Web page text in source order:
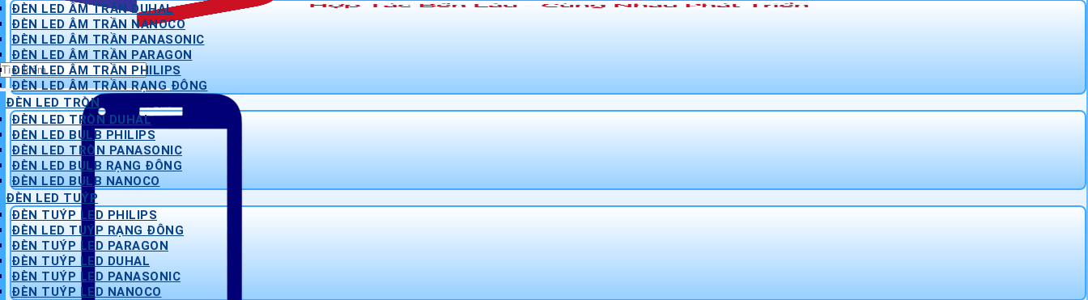
Tìm
kiếm:
ĐÈN LED ÂM TRẦN DUHAL
ĐÈN LED ÂM TRẦN NANOCO
ĐÈN LED ÂM TRẦN PANASONIC
ĐÈN LED ÂM TRẦN PARAGON
ĐÈN LED ÂM TRẦN PHILIPS
ĐÈN LED ÂM TRẦN RẠNG ĐÔNG
ĐÈN LED TRÒN
ĐÈN LED TRÒN DUHAL
ĐÈN LED BULB PHILIPS
ĐÈN LED TRÒN PANASONIC
ĐÈN LED BULB RẠNG ĐÔNG
ĐÈN LED BULB NANOCO
ĐÈN LED TUÝP
ĐÈN TUÝP LED PHILIPS
ĐÈN LED TUÝP RẠNG ĐÔNG
ĐÈN TUÝP LED PARAGON
ĐÈN TUÝP LED DUHAL
ĐÈN TUÝP LED PANASONIC
ĐÈN TUÝP LED NANOCO